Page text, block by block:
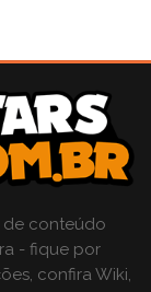
de conteúdo
- fique por
confira Wiki,